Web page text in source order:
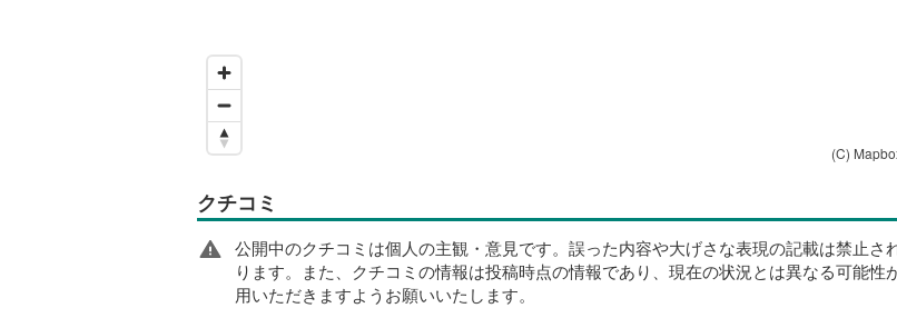
(C)
クチコミ
公開中のクチコミは個人の主観・意見です。誤った内容や大げさな表現の記載は禁止
ります。また、クチコミの情報は投稿時点の情報であり、現在の状況とは異なる可能
用いただきますようお願いいたします。